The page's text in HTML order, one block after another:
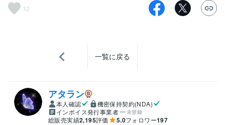
12
一覧に戻る
アタラン
本人確認
機密保持契約(NDA)
インボイス発行事業者
未登録
総販売実績2,195評価 5.0フォロワー197